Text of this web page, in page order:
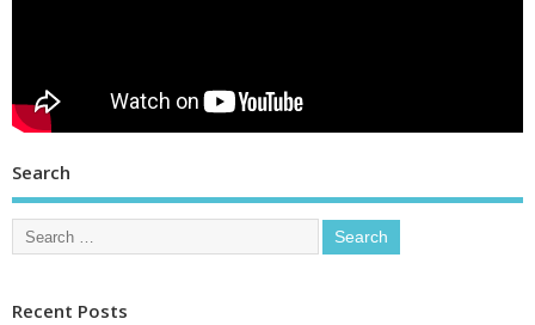
Search
Recent Posts